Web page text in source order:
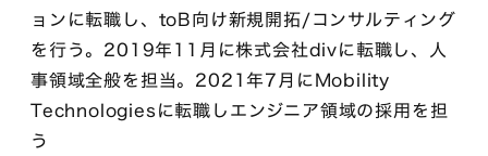
ョンに転職し、toB向け新規開拓/コンサルティング
を行う。2019年11月に株式会社divに転職し、人
事領域全般を担当。2021年7月にMobility
Technologiesに転職しエンジニア領域の採用を担
う